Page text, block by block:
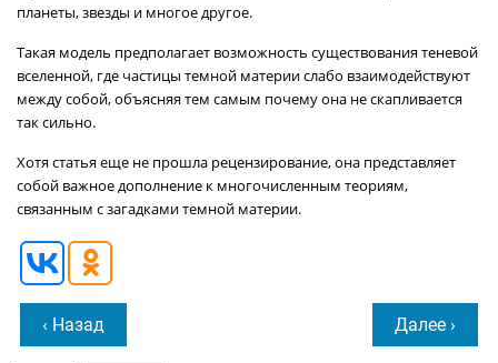
планеты, звезды и многое другое.
Такая модель предполагает возможность существования теневой
вселенной, где частицы темной материи слабо взаимодействуют
между собой, объясняя тем самым почему она не скапливается
так сильно.
Хотя статья еще не прошла рецензирование, она представляет
собой важное дополнение к многочисленным теориям,
связанным с загадками темной материи.
‹ Назад Далее ›